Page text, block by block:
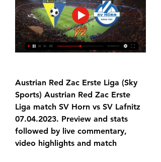
Austrian Red Zac Erste Liga (Sky
Sports) Austrian Red Zac Erste
Liga match SV Horn vs SV Lafnitz
07.04.2023. Preview and stats
followed by live commentary,
video highlights and match